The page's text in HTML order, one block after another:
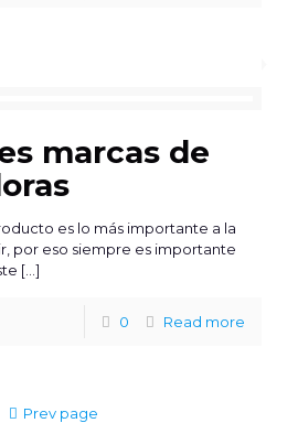
marcas de
es lo más importante a la
por eso siempre es importante
[…]
0 Read more
Prev page